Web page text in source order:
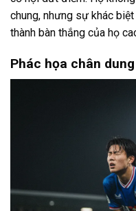
chung, nhưng sự khác
thành bàn thắng của họ
Phác họa chân